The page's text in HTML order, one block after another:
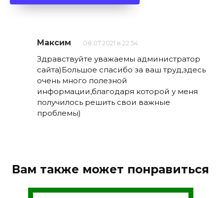
Максим 08.07.2021 в 22:54
Здравствуйте уважаемы администратор
сайта)Большое спасибо за ваш труд,здесь
очень много полезной
информации,благодаря которой у меня
получилось решить свои важные
проблемы)
Вам также может понравиться